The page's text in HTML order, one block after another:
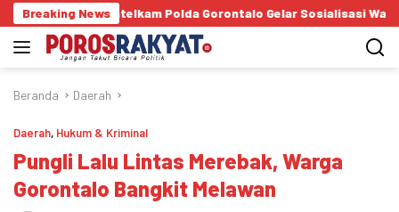
Langsung
ke
konten
Breaking News
Polda Gorontalo Gelar Sosialisasi Wawasan
Beranda Daerah
Daerah, Hukum & Kriminal
Pungli Lalu Lintas Merebak, Warga
Gorontalo Bangkit Melawan